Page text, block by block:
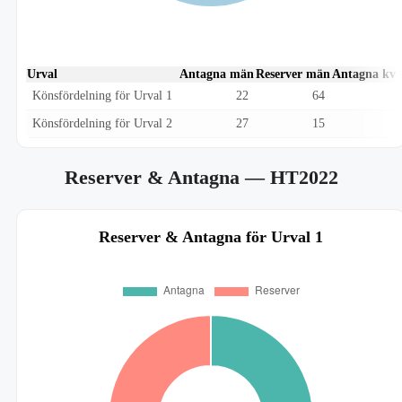
Urval Antagna män Reserver män Antagna
Könsfördelning för Urval 1
22 64
Könsfördelning för Urval 2 27 15
Reserver & Antagna— HT2022
Reserver & Antagna för Urval 1